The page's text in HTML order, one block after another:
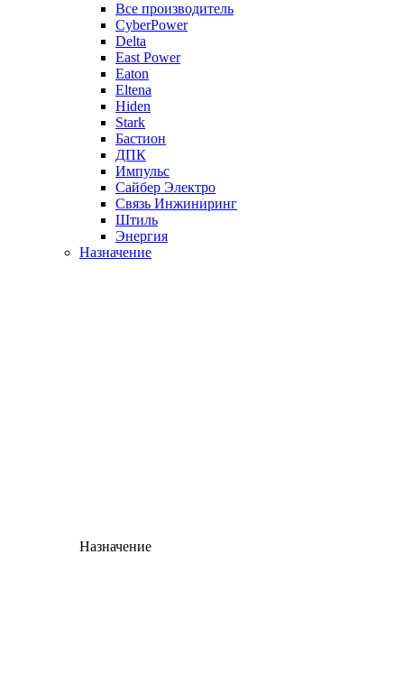
Все производитель
CyberPower
Delta
East Power
Eaton
Eltena
Hiden
Stark
Бастион
ДПК
Импульс
Сайбер Электро
Связь Инжиниринг
Штиль
Энергия
Назначение
Назначение